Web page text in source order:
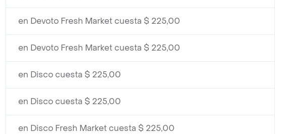
en Devoto Fresh Market cuesta $ 225,00
en Devoto Fresh Market cuesta $ 225,00
en Disco cuesta $ 225,00
en Disco cuesta $ 225,00
en Disco Fresh Market cuesta $ 225,00